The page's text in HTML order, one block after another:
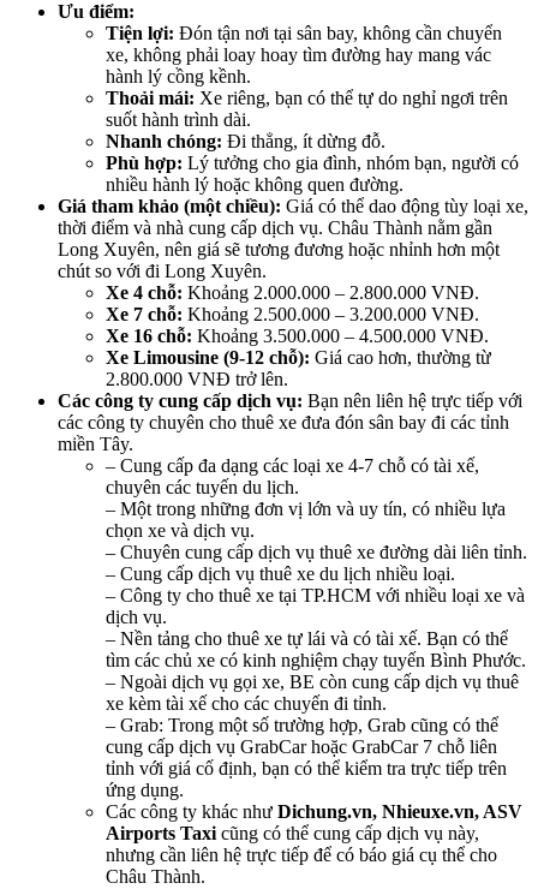
Ưu điểm:
Tiện lợi: Đón tận nơi tại sân bay, không cần chuyển
xe, không phải loay hoay tìm đường hay mang vác
hành lý cồng kềnh.
Thoải mái: Xe riêng, bạn có thể tự do nghỉ ngơi trên
suốt hành trình dài.
Nhanh chóng: Đi thẳng, ít dừng đỗ.
Phù hợp: Lý tưởng cho gia đình, nhóm bạn, người có
nhiều hành lý hoặc không quen đường.
Giá tham khảo (một chiều): Giá có thể dao động tùy loại xe,
thời điểm và nhà cung cấp dịch vụ. Châu Thành nằm gần
Long Xuyên, nên giá sẽ tương đương hoặc nhỉnh hơn một
chút so với đi Long Xuyên.
Xe 4 chỗ: Khoảng 2.000.000 – 2.800.000 VNĐ.
Xe 7 chỗ: Khoảng 2.500.000 – 3.200.000 VNĐ.
Xe 16 chỗ: Khoảng 3.500.000 – 4.500.000 VNĐ.
Xe Limousine (9-12 chỗ): Giá cao hơn, thường từ
2.800.000 VNĐ trở lên.
Các công ty cung cấp dịch vụ: Bạn nên liên hệ trực tiếp với
các công ty chuyên cho thuê xe đưa đón sân bay đi các tỉnh
miền Tây.
– Cung cấp đa dạng các loại xe 4-7 chỗ có tài xế,
chuyên các tuyến du lịch.
– Một trong những đơn vị lớn và uy tín, có nhiều lựa
chọn xe và dịch vụ.
– Chuyên cung cấp dịch vụ thuê xe đường dài liên tỉnh.
– Cung cấp dịch vụ thuê xe du lịch nhiều loại.
– Công ty cho thuê xe tại TP.HCM với nhiều loại xe và
dịch vụ.
– Nền tảng cho thuê xe tự lái và có tài xế. Bạn có thể
tìm các chủ xe có kinh nghiệm chạy tuyến Bình Phước.
– Ngoài dịch vụ gọi xe, BE còn cung cấp dịch vụ thuê
xe kèm tài xế cho các chuyến đi tỉnh.
– Grab: Trong một số trường hợp, Grab cũng có thể
cung cấp dịch vụ GrabCar hoặc GrabCar 7 chỗ liên
tỉnh với giá cố định, bạn có thể kiểm tra trực tiếp trên
ứng dụng.
Các công ty khác như Dichung.vn, Nhieuxe.vn, ASV
Airports Taxicũng có thể cung cấp dịch vụ này,
nhưng cần liên hệ trực tiếp để có báo giá cụ thể cho
Châu Thành.